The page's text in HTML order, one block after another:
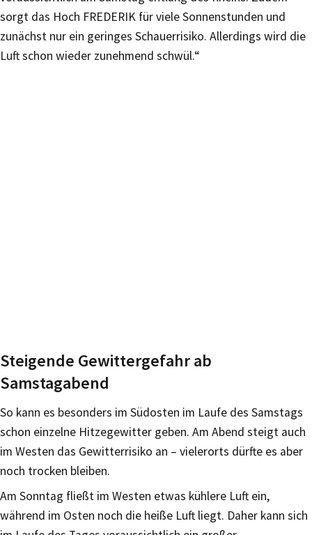
sorgt das Hoch FREDERIK für viele Sonnenstunden und
zunächst nur ein geringes Schauerrisiko. Allerdings wird die
Luft schon wieder zunehmend schwül.“
Steigende Gewittergefahr ab
Samstagabend
So kann es besonders im Südosten im Laufe des Samstags
schon einzelne Hitzegewitter geben. Am Abend steigt auch
im Westen das Gewitterrisiko an – vielerorts dürfte es aber
noch trocken bleiben.
Am Sonntag fließt im Westen etwas kühlere Luft ein,
während im Osten noch die heiße Luft liegt. Daher kann sich